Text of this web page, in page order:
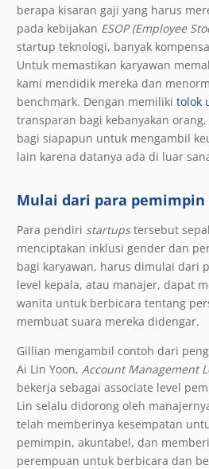
berapa kisaran gaji yang harus
pada kebijakan ESOP (Employee
startup teknologi, banyak
Untuk memastikan karyawan
kami mendidik mereka dan
benchmark. Dengan memiliki tolok
transparan bagi kebanyakan
bagi siapapun untuk mengambil
lain karena datanya ada di luar
Mulai dari para pemimpin
Para pendiri startupstersebut
menciptakan inklusi gender dan
bagi karyawan, harus dimulai dari
level kepala, atau manajer, dapat
wanita untuk berbicara tentang
membuat suara mereka didengar.
Gillian mengambil contoh dari
Ai Lin Yoon, Account Management
bekerja sebagai associate level
Lin selalu didorong oleh
telah memberinya kesempatan
pemimpin, akuntabel, dan
perempuan untuk berbicara dan